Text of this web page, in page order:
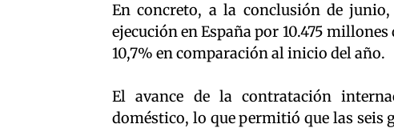
En concreto, a la conclusión de
ejecución en España por 10.475
10,7% en comparación al inicio del año.
El avance de la contratación
doméstico, lo que permitió que las